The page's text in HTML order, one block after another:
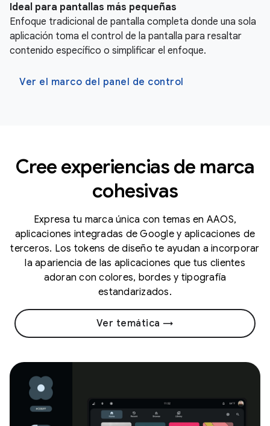
Ideal para pantallas más pequeñas
Enfoque tradicional de pantalla completa donde una sola
aplicación toma el control de la pantalla para resaltar
contenido específico o simplificar el enfoque.
Ver el marco del panel de control
Cree experiencias de marca
cohesivas
Expresa tu marca única con temas en AAOS,
aplicaciones integradas de Google y aplicaciones de
terceros. Los tokens de diseño te ayudan a incorporar
la apariencia de las aplicaciones que tus clientes
adoran con colores, bordes y tipografía
estandarizados.
Ver temática →